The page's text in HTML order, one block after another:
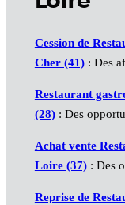
Cession de
Cher (41): Des
Restaurant
(28): Des
Achat vente
Loire (37): Des
Reprise de